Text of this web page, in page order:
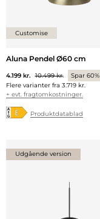
Customise
Aluna Pendel Ø60 cm
4.199 kr. 10.499 kr.
Spar 60%
Flere varianter fra 3.719 kr.
+ evt. fragtomkostninger.
Produktdatablad
Udgående version